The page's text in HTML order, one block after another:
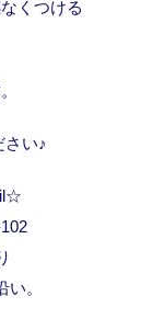
くつける
い♪
。